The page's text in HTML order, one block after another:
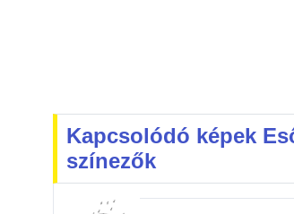
Kapcsolódó képek
színezők